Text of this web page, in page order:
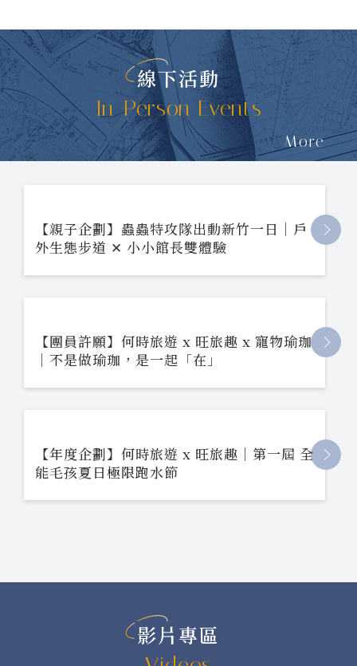
線下活動
In-Person Events
More
【親子企劃】蟲蟲特攻隊出動新竹一日｜戶
外生態步道 ✕ 小小館長雙體驗
【團員許願】何時旅遊 x 旺旅趣 x 寵物瑜珈
｜不是做瑜珈，是一起「在」
【年度企劃】何時旅遊 x 旺旅趣｜第一屆 全
能毛孩夏日極限跑水節
影片專區